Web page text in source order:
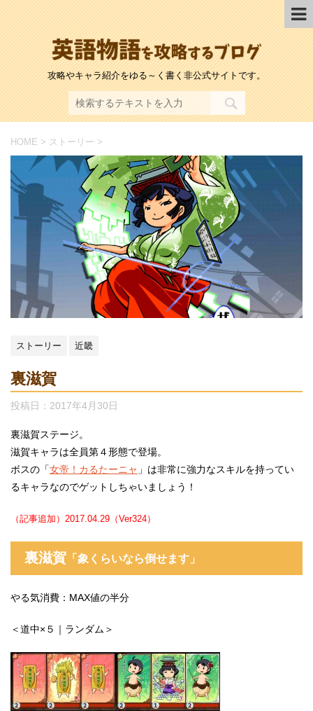
攻略やキャラ紹介をゆる～く書く非公式サイトです。
HOME > ストーリー >
ストーリー 近畿
裏滋賀
投稿日： 2017年4月30日
裏滋賀ステージ。
滋賀キャラは全員第４形態で登場。
ボスの「女帝！カるたーニャ 」は非常に強力なスキルを持ってい
るキャラなのでゲットしちゃいましょう！
（記事追加）2017.04.29（Ver324）
裏滋賀 「象くらいなら倒せます」
やる気消費：MAX値の半分
＜道中×５｜ランダム＞